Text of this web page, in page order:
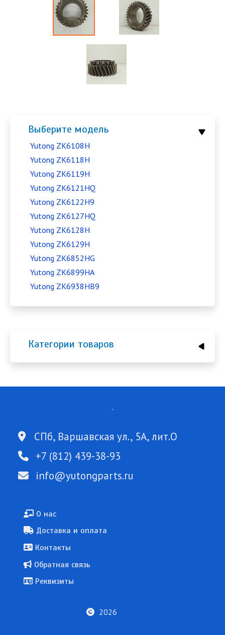
Выберите модель
Yutong ZK6108H
Yutong ZK6118H
Yutong ZK6119H
Yutong ZK6121HQ
Yutong ZK6122H9
Yutong ZK6127HQ
Yutong ZK6128H
Yutong ZK6129H
Yutong ZK6852HG
Yutong ZK6899HA
Yutong ZK6938HB9
Категории товаров
СПб, Варшавская ул., 5А, лит.О
+7 (812) 439-38-93
info@yutongparts.ru
Подвал
О нас
Доставка и оплата
Контакты
Обратная связь
Реквизиты
2026